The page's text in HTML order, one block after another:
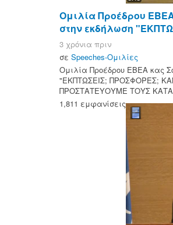
Ομιλία Προέδρου
στην εκδήλωση
3 χρόνια πριν
σε Speeches-Ομιλίες
Ομιλία Προέδρου ΕΒΕΑ κας
"ΕΚΠΤΩΣΕΙΣ; ΠΡΟΣΦΟΡΕΣ;
ΠΡΟΣΤΑΤΕΥΟΥΜΕ ΤΟΥΣ
1,811 εμφανίσεις